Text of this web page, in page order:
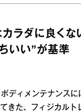
ラダに良くな
いい”が基準
ディメンテナンスに
きた、フィジカルト